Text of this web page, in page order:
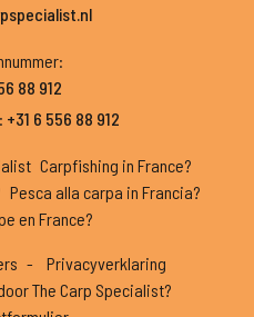
:
88 912
: +31 6 556 88 912
Carpfishing in France?
Pesca alla carpa in Francia?
en France?
Privacyverklaring
The Carp Specialist?